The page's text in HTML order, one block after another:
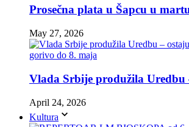
Prosečna plata u Šapcu u
May 27, 2026
Vlada Srbije produžila Uredbu
April 24, 2026
Kultura